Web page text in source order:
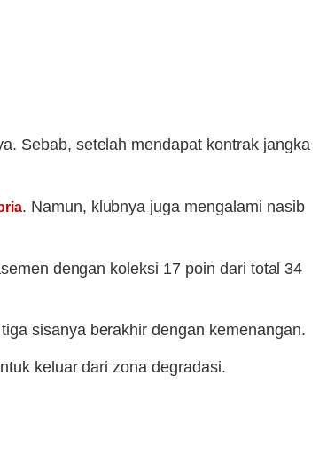
Sebab, setelah mendapat kontrak jangka
. Namun, klubnya juga mengalami nasib
dengan koleksi 17 poin dari total 34
sisanya berakhir dengan kemenangan.
keluar dari zona degradasi.